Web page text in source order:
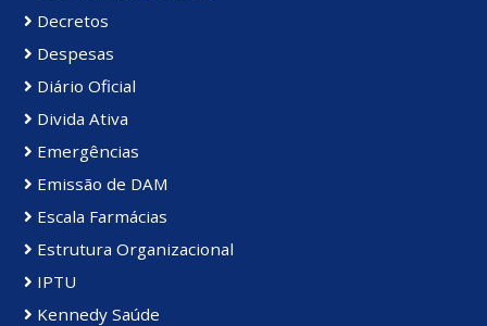
Decretos
Despesas
Diário Oficial
Divida Ativa
Emergências
Emissão de DAM
Escala Farmácias
Estrutura Organizacional
IPTU
Kennedy Saúde